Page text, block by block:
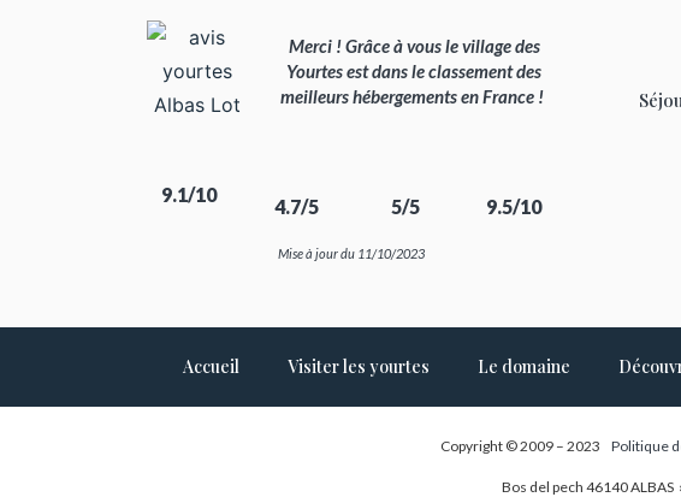
Merci ! Grâce à vous le village des
Yourtes est dans le classement des
meilleurs hébergements en France !
9.1/10
4.7/5 5/5 9.5/10
Mise à jour du 11/10/2023
Accueil Visiter les yourtes Le domaine
Copyright © 2009 – 2023 Politique
Bos del pech 46140 ALBAS